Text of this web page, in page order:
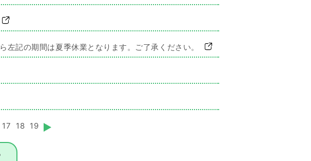
記の期間は夏季休業となります。ご了承ください。
17 18 19